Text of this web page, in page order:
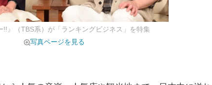
!!』（TBS系）が「ランキングビジネス」を特集
写真ページを見る